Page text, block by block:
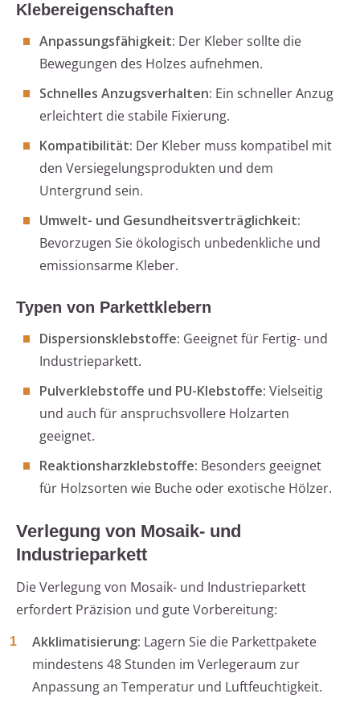
Klebereigenschaften
Anpassungsfähigkeit: Der Kleber sollte die
Bewegungen des Holzes aufnehmen.
Schnelles Anzugsverhalten: Ein schneller Anzug
erleichtert die stabile Fixierung.
Kompatibilität: Der Kleber muss kompatibel mit
den Versiegelungsprodukten und dem
Untergrund sein.
Umwelt- und Gesundheitsverträglichkeit:
Bevorzugen Sie ökologisch unbedenkliche und
emissionsarme Kleber.
Typen von Parkettklebern
Dispersionsklebstoffe: Geeignet für Fertig- und
Industrieparkett.
Pulverklebstoffe und PU-Klebstoffe: Vielseitig
und auch für anspruchsvollere Holzarten
geeignet.
Reaktionsharzklebstoffe: Besonders geeignet
für Holzsorten wie Buche oder exotische Hölzer.
Verlegung von Mosaik- und
Industrieparkett
Die Verlegung von Mosaik- und Industrieparkett
erfordert Präzision und gute Vorbereitung:
Akklimatisierung: Lagern Sie die Parkettpakete
mindestens 48 Stunden im Verlegeraum zur
Anpassung an Temperatur und Luftfeuchtigkeit.